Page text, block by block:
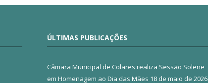
ÚLTIMAS PUBLICAÇÕES
Câmara Municipal de Colares realiza Sessão Solene
em Homenagem ao Dia das Mães 18 de maio de 2026